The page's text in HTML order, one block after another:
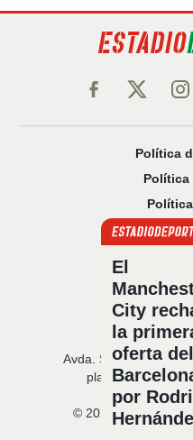
Política
Política
Avda. San Francisco
planta 5 · 41018
© 2026 Estadio
El
City
la
oferta del
por Rodri